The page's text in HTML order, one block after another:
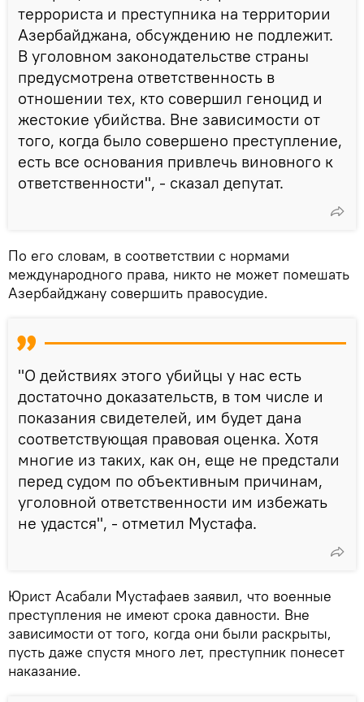
террориста и преступника на территории
Азербайджана, обсуждению не подлежит.
В уголовном законодательстве страны
предусмотрена ответственность в
отношении тех, кто совершил геноцид и
жестокие убийства. Вне зависимости от
того, когда было совершено преступление,
есть все основания привлечь виновного к
ответственности", - сказал депутат.
По его словам, в соответствии с нормами
международного права, никто не может помешать
Азербайджану совершить правосудие.
"О действиях этого убийцы у нас есть
достаточно доказательств, в том числе и
показания свидетелей, им будет дана
соответствующая правовая оценка. Хотя
многие из таких, как он, еще не предстали
перед судом по объективным причинам,
уголовной ответственности им избежать
не удастся", - отметил Мустафа.
Юрист Асабали Мустафаев заявил, что военные
преступления не имеют срока давности. Вне
зависимости от того, когда они были раскрыты,
пусть даже спустя много лет, преступник понесет
наказание.